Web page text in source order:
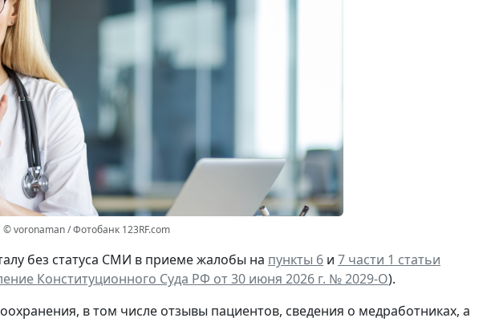
© voronaman / Фотобанк 123RF.com
без статуса СМИ в приеме жалобы на пункты 6 и 7 части 1 статьи
Конституционного Суда РФ от 30 июня 2026 г. № 2029-О).
в том числе отзывы пациентов, сведения о медработниках, а